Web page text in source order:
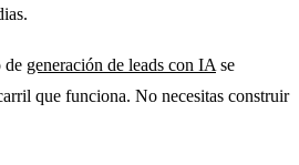
de generación de leads con IA se
que funciona. No necesitas construir